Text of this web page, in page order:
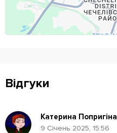
Відгуки
Катерина Попригіна
9 Січень 2025, 15:56